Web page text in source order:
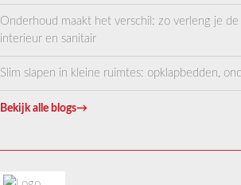
Onderhoud maakt het verschil: zo verleng je de
interieur en sanitair
Slim slapen in kleine ruimtes: opklapbedden,
Bekijk alle blogs→